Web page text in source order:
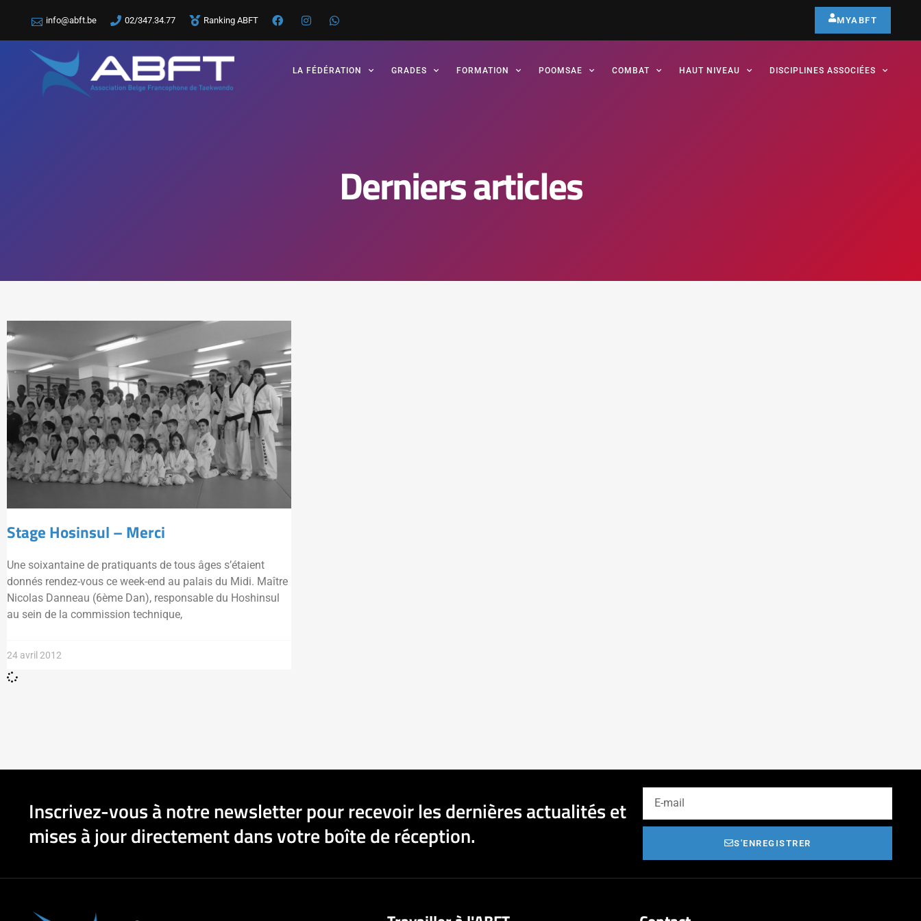
info@abft.be 02/347.34.77 Ranking ABFT MYABFT
LA FÉDÉRATION GRADES FORMATION POOMSAE COMBAT HAUT NIVEAU DISCIPLINES ASSOCIÉES
Derniers articles
Stage Hosinsul – Merci
Une soixantaine de pratiquants de tous âges s’étaient
donnés rendez-vous ce week-end au palais du Midi. Maître
Nicolas Danneau (6ème Dan), responsable du Hoshinsul
au sein de la commission technique,
24 avril 2012
Inscrivez-vous à notre newsletter pour recevoir les dernières actualités et
mises à jour directement dans votre boîte de réception.
S'ENREGISTRER